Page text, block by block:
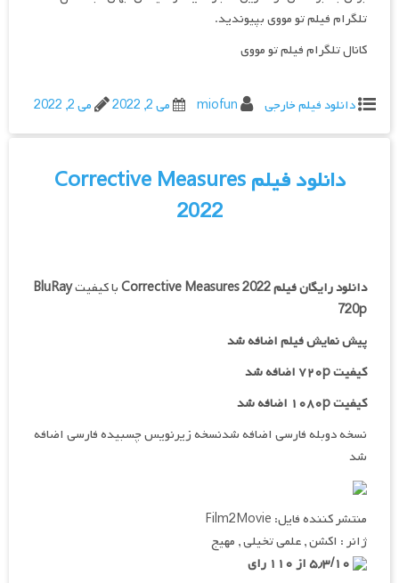
تلگرام فیلم تو مووی بپیوندید.
کانال تلگرام فیلم تو مووی
دانلود فیلم خارجی miofun می 2, 2022 می 2, 2022
دانلود فیلم Corrective Measures
2022
دانلود رایگان فیلمCorrective Measures 2022با کیفیتBluRay
720p
پیش نمایش فیلم اضافه شد
کیفیت ۷۲۰p اضافه شد
کیفیت ۱۰۸۰p اضافه شد
نسخه دوبله فارسی اضافه شدنسخه زیرنویس چسبیده فارسی اضافه
شد
منتشر کننده فایل: Film2Movie
ژانر : اکشن , علمی تخیلی , مهیج